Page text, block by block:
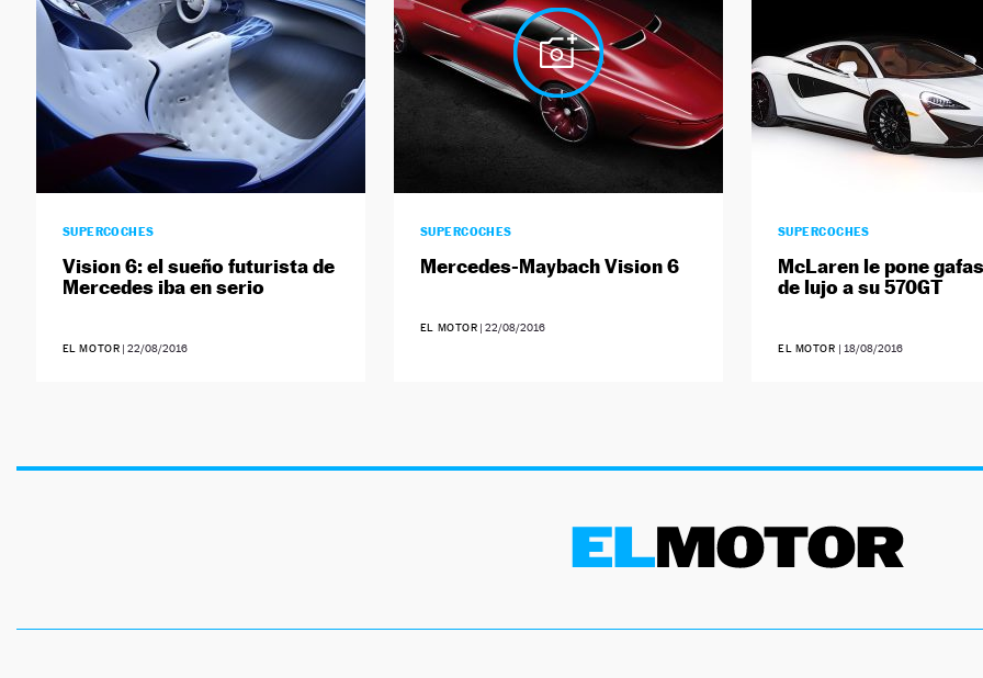
SUPERCOCHES
Vision 6: el sueño futurista de
Mercedes iba en serio
EL MOTOR |22/08/2016
SUPERCOCHES
Mercedes-Maybach Vision 6
EL MOTOR |22/08/2016
SUPERCOCHES
McLaren le pone
de lujo a su 570GT
EL MOTOR | 18/08/2016